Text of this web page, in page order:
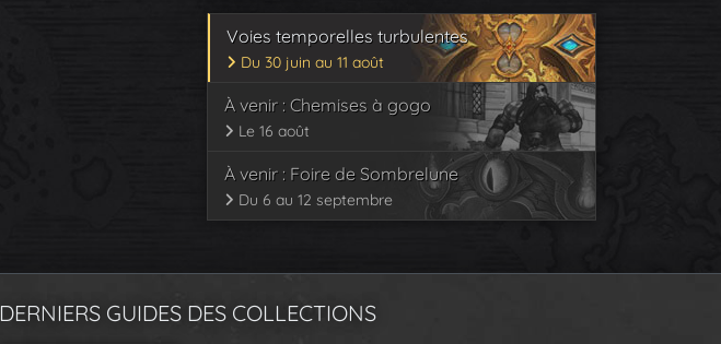
Voies temporelles turbulentes
Du 30 juin au 11 août
À venir : Chemises à gogo
Le 16 août
À venir : Foire de Sombrelune
Du 6 au 12 septembre
DERNIERS GUIDES DES COLLECTIONS